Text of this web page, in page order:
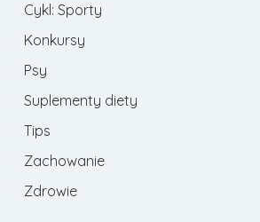
Cykl: Sporty
Konkursy
Psy
Suplementy diety
Tips
Zachowanie
Zdrowie